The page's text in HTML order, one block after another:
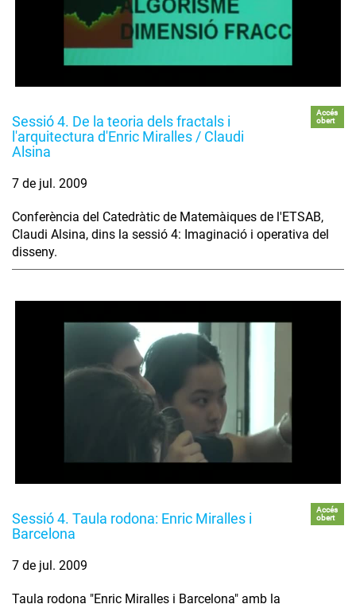
Sessió 4. De la teoria dels fractals i
l'arquitectura d'Enric Miralles / Claudi
Alsina
Accés
obert
7 de jul. 2009
Conferència del Catedràtic de Matemàiques de l'ETSAB,
Claudi Alsina, dins la sessió 4: Imaginació i operativa del
disseny.
Sessió 4. Taula rodona: Enric Miralles i
Barcelona
Accés
obert
7 de jul. 2009
Taula rodona "Enric Miralles i Barcelona" amb la